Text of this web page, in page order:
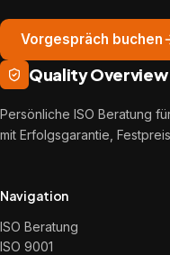
Vorgespräch buchen
Quality Overview
Persönliche ISO Beratung
mit Erfolgsgarantie,
Navigation
ISO Beratung
ISO 9001